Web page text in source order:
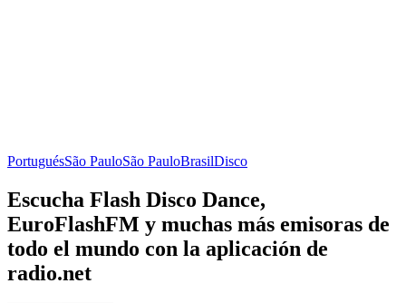
PortuguésSão PauloSão PauloBrasilDisco
Escucha Flash Disco Dance,
EuroFlashFM y muchas más emisoras de
todo el mundo con la aplicación de
radio.net